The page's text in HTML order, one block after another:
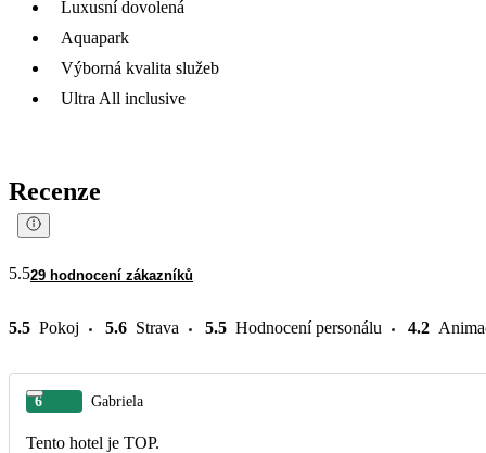
Luxusní dovolená
Aquapark
Výborná kvalita služeb
Ultra All inclusive
Recenze
5.529 hodnocení zákazníků
5.5 Pokoj 5.6 Strava 5.5 Hodnocení personálu 4.2
6 Gabriela
Tento hotel je TOP.